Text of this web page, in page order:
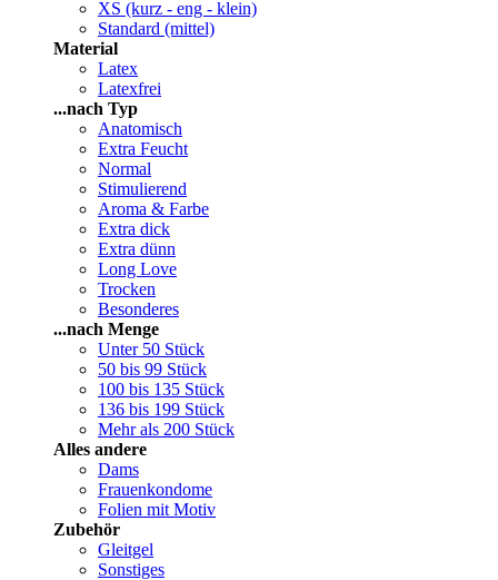
XS (kurz - eng - klein)
Standard (mittel)
Material
Latex
Latexfrei
...nach Typ
Anatomisch
Extra Feucht
Normal
Stimulierend
Aroma & Farbe
Extra dick
Extra dünn
Long Love
Trocken
Besonderes
...nach Menge
Unter 50 Stück
50 bis 99 Stück
100 bis 135 Stück
136 bis 199 Stück
Mehr als 200 Stück
Alles andere
Dams
Frauenkondome
Folien mit Motiv
Zubehör
Gleitgel
Sonstiges